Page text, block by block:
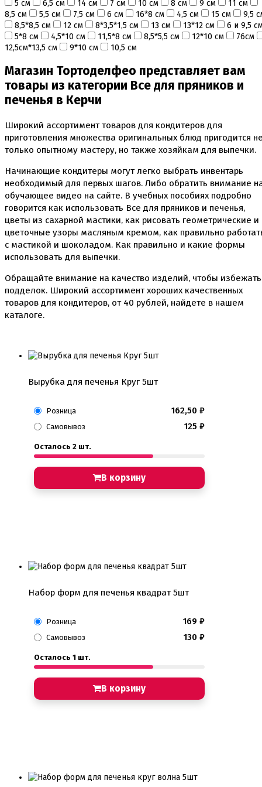
Инструменты для моделирования
Плунжеры вырубки штампы для мастики
Силиконовые молды
Скалки
Текстурные листы и коврики
Коврики армированные
Коврики силиконовые для выпечки
Кондитерские наборы
Кондитерские розы
Кондитерский желатин
Венчики кисточки лопатки струны делители сито и
др
Все для работы с кремом
Кондитерские мешки
Кондитерские насадки
Миски и поддоны
Переходники, гвоздики
Шприцы кондитерские
Коврики, пергамент
Кондитерские наклейки
Леденцы Мороженое Мармелад
Ленты атласные, шпагат ,тишью
Формы для выпечки антипригарные
Формы муссовый десерт
Гелевые красители Americolor
Гелевые красители Россия (топ декор)
Кандурины
Красители Украса гелевые
Красители Украса жирорастворимые
Съедобные фломастеры карандаши
Креманки, Топпинги, Сиропы, Формы для мороженого
Креманки
Формы для мороженного
Мастика Марципан Паста для лепки
Наборы для моделирования
Наборы плунжеров
Новинки в магазине Тортодел
Ножи для кондитера
Ангелочки
5 см 6,5 см 14 см 7 см 10 см 8 см 9 см
11 см
8,5 см
5,5 см 7,5 см 6 см 16*8 см 4,5 см 15 см
9,5
8,5*8,5 см
12 см 8*3,5*1,5 см 13 см 13*12 см
6 и 9,5
5*8 см
4,5*10 см 11,5*8 см 8,5*5,5 см 12*10 см
76см
12,5см*13,5 см
9*10 см 10,5 см
Магазин Тортоделфео представляет вам
товары из категории Все для пряников и
печенья в Керчи
Широкий ассортимент товаров для кондитеров для
приготовления множества оригинальных блюд пригодится
только опытному мастеру, но также хозяйкам для выпечки.
Начинающие кондитеры могут легко выбрать инвентарь
необходимый для первых шагов. Либо обратить внимание
обучающее видео на сайте. В учебных пособиях подробно
говорится как использовать Все для пряников и печенья,
цветы из сахарной мастики, как рисовать геометрические и
цветочные узоры масляным кремом, как правильно
с мастикой и шоколадом. Как правильно и какие формы
использовать для выпечки.
Обращайте внимание на качество изделий, чтобы избежать
подделок. Широкий ассортимент хороших качественных
товаров для кондитеров, от 40 рублей, найдете в нашем
каталоге.
Вырубка для печенья Круг 5шт
Розница 162,50 ₽
Самовывоз 125 ₽
Осталось 2 шт.
В корзину
Набор форм для печенья квадрат 5шт
Розница 169 ₽
Самовывоз 130 ₽
Осталось 1 шт.
В корзину